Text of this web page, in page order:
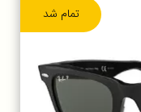
تمام شد